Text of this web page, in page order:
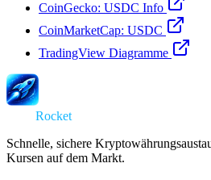
CoinGecko: USDC Info
CoinMarketCap: USDC
TradingView Diagramme
Rocket
Schnelle, sichere
Kursen auf dem Markt.